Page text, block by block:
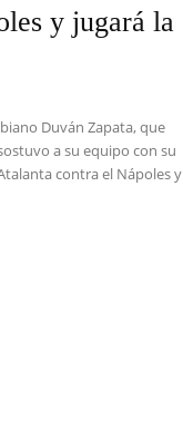
y jugará la
Duván Zapata, que
a su equipo con su
contra el Nápoles y